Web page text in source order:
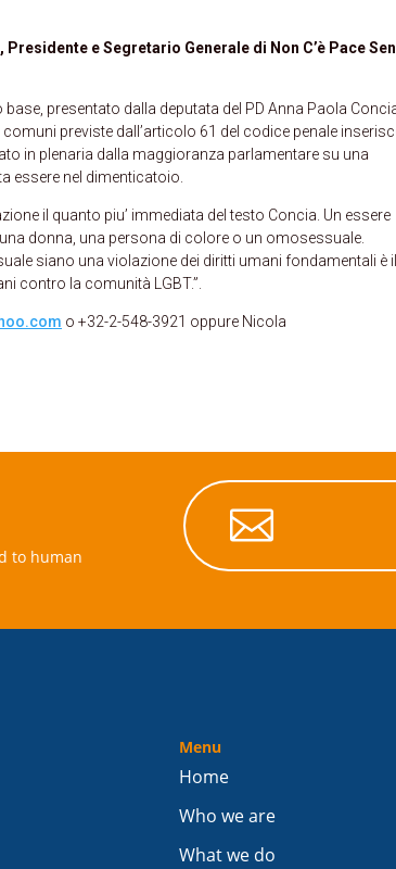
e Segretario Generale di Non C’è Pace
presentato dalla deputata del PD Anna Paola
previste dall’articolo 61 del codice penale
in plenaria dalla maggioranza parlamentare su una
essere nel dimenticatoio.
il quanto piu’ immediata del testo Concia. Un essere
donna, una persona di colore o un omosessuale.
siano una violazione dei diritti umani fondamentali è il
contro la comunità LGBT.”.
o +32-2-548-3921 oppure Nicola
to human

Menu
Home
Who we are
What we do